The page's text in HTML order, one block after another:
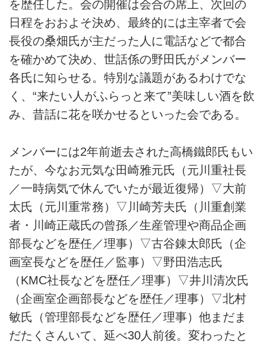
を歴任した。会の開催は会合の席上、次回の
日程をおおよそ決め、最終的には主宰者で会
長役の桑畑氏が主だった人に電話などで都合
を確かめて決め、世話係の野田氏がメンバー
各氏に知らせる。特別な議題があるわけでな
く、“来たい人がふらっと来て”美味しい酒を飲
み、昔話に花を咲かせるといった会である。
メンバーには2年前逝去された高橋鐵郎氏もい
たが、今なお元気な田崎雅元氏（元川重社長
／一時病気で休んでいたが最近復帰）▽大前
太氏（元川重常務）▽川崎芳夫氏（川重創業
者・川崎正蔵氏の曾孫／生産管理や商品企画
部長などを歴任／理事）▽古谷錬太郎氏（企
画室長などを歴任／監事）▽野田浩志氏
（KMC社長などを歴任／理事）▽井川清次氏
（企画室企画部長などを歴任／理事）▽北村
敏氏（管理部長などを歴任／理事）他まだま
だたくさんいて、延べ30人前後。変わったと